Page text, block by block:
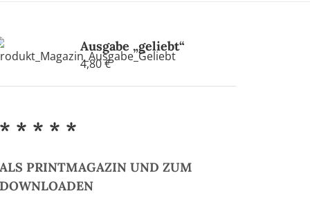
Ausgabe „geliebt“
4,80€
* * * * *
ALS PRINTMAGAZIN UND ZUM
DOWNLOADEN